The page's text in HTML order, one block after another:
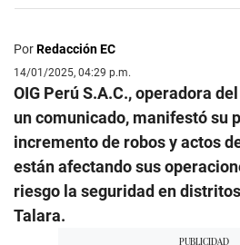
PorRedacción EC
14/01/2025, 04:29 p.m.
OIG Perú S.A.C., operadora del
un comunicado, manifestó su
incremento de robos y actos
están afectando sus
riesgo la seguridad en
Talara.